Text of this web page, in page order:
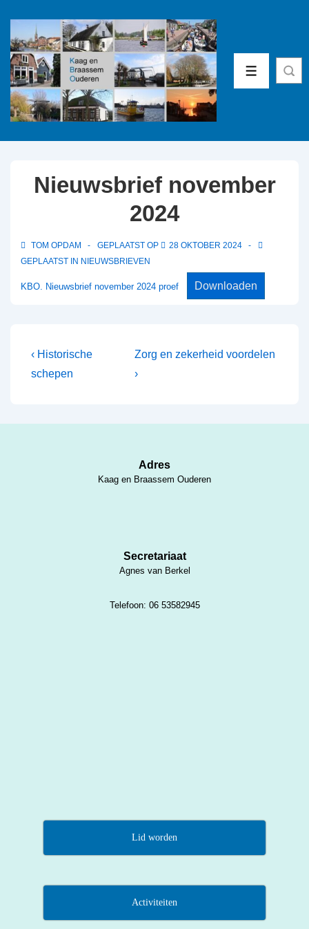
Doorgaan
naar
hoofdinhoud
MENU
Nieuwsbrief november
2024
TOM OPDAM GEPLAATST OP
28 OKTOBER 2024
GEPLAATST IN NIEUWSBRIEVEN
KBO. Nieuwsbrief november 2024 proef Downloaden
Bericht
navigatie
Vorig
bericht
‹ Historische
schepen
Volgende
bericht
Zorg en zekerheid voordelen
›
Adres
Kaag en Braassem Ouderen
Secretariaat
Agnes van Berkel
Telefoon: 06 53582945
Lid worden
Activiteiten